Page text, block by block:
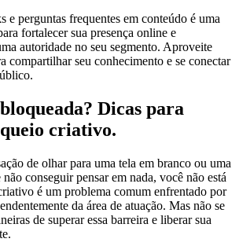
e perguntas frequentes em conteúdo é uma
fortalecer sua presença online e
autoridade no seu segmento. Aproveite
compartilhar seu conhecimento e se conectar
Dicas para
criativo.
de olhar para uma tela em branco ou uma
conseguir pensar em nada, você não está
é um problema comum enfrentado por
da área de atuação. Mas não se
de superar essa barreira e liberar sua